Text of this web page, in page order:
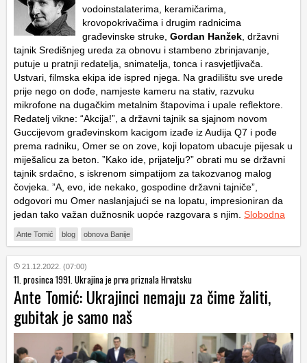
vodoinstalaterima, keramičarima,
krovopokrivačima i drugim radnicima
građevinske struke, Gordan Hanžek, državni
tajnik Središnjeg ureda za obnovu i stambeno zbrinjavanje,
putuje u pratnji redatelja, snimatelja, tonca i rasvjetljivača.
Ustvari, filmska ekipa ide ispred njega. Na gradilištu sve urede
prije nego on dođe, namjeste kameru na stativ, razvuku
mikrofone na dugačkim metalnim štapovima i upale reflektore.
Redatelj vikne: “Akcija!”, a državni tajnik sa sjajnom novom
Guccijevom građevinskom kacigom izađe iz Audija Q7 i pođe
prema radniku, Omer se on zove, koji lopatom ubacuje pijesak u
miješalicu za beton. ”Kako ide, prijatelju?” obrati mu se državni
tajnik srdačno, s iskrenom simpatijom za takozvanog malog
čovjeka. ”A, evo, ide nekako, gospodine državni tajniče”,
odgovori mu Omer naslanjajući se na lopatu, impresioniran da
jedan tako važan dužnosnik uopće razgovara s njim. Slobodna
Ante Tomić blog obnova Banije
21.12.2022. (07:00)
11. prosinca 1991. Ukrajina je prva priznala Hrvatsku
Ante Tomić: Ukrajinci nemaju za čime žaliti,
gubitak je samo naš